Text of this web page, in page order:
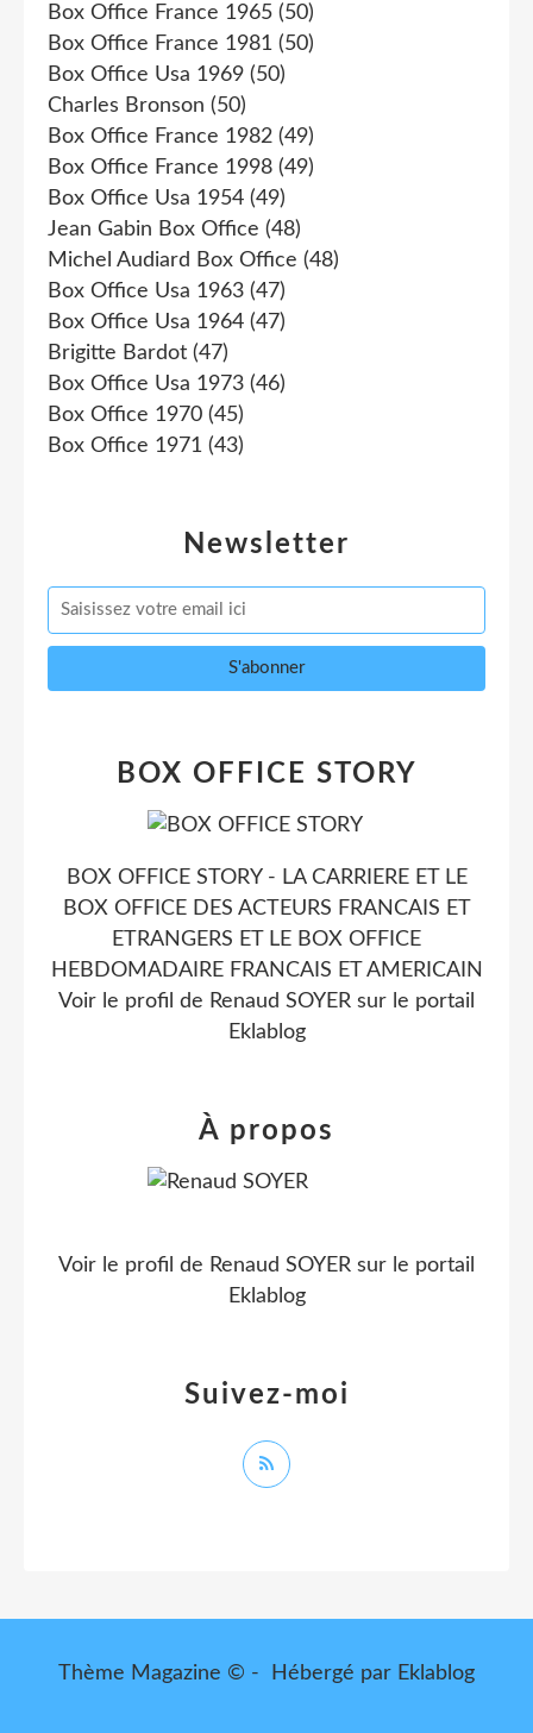
Newsletter
Box Office France 1965 (50)
Box Office France 1981 (50)
Box Office Usa 1969 (50)
Charles Bronson (50)
Box Office France 1982 (49)
Box Office France 1998 (49)
Box Office Usa 1954 (49)
Jean Gabin Box Office (48)
Michel Audiard Box Office (48)
Box Office Usa 1963 (47)
Box Office Usa 1964 (47)
Brigitte Bardot (47)
Box Office Usa 1973 (46)
Box Office 1970 (45)
Box Office 1971 (43)
BOX OFFICE STORY
BOX OFFICE STORY - LA CARRIERE ET LE
BOX OFFICE DES ACTEURS FRANCAIS ET
ETRANGERS ET LE BOX OFFICE
HEBDOMADAIRE FRANCAIS ET AMERICAIN
Voir le profil de Renaud SOYER sur le portail
Eklablog
Suivez-moi
À propos
Voir le profil de Renaud SOYER sur le portail
Eklablog
Thème Magazine © - Hébergé par Eklablog